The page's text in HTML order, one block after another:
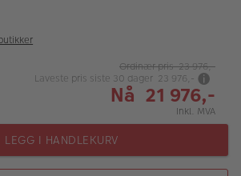
Ordinær pris 23 976,-
Laveste pris siste 30 dager 23 976,-
Nå 21 976,-
Inkl. MVA
LEGG I HANDLEKURV